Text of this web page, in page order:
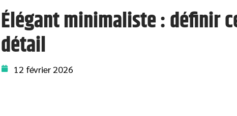
Élégant minimaliste : définir
détail
12 février 2026